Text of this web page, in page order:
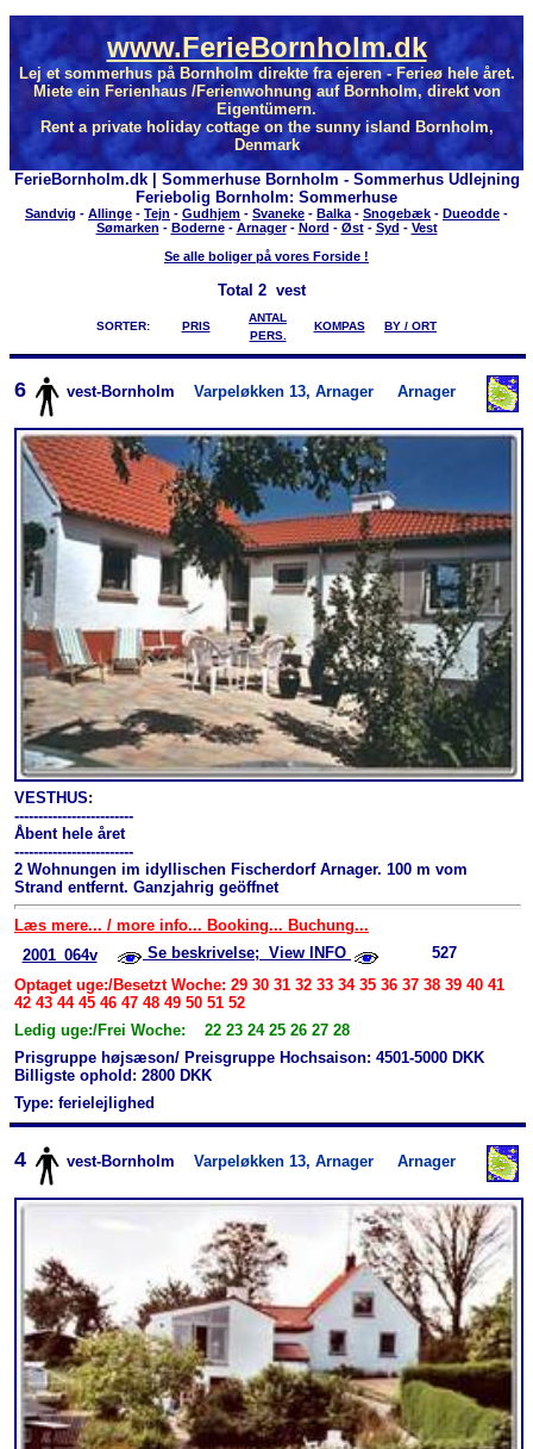
www.FerieBornholm.dk
Lej et sommerhus på Bornholm direkte fra ejeren - Ferieø hele året.
Miete ein Ferienhaus /Ferienwohnung auf Bornholm, direkt von
Eigentümern.
Rent a private holiday cottage on the sunny island Bornholm,
Denmark
FerieBornholm.dk | Sommerhuse Bornholm - Sommerhus Udlejning
Feriebolig Bornholm: Sommerhuse
Sandvig - Allinge - Tejn - Gudhjem - Svaneke - Balka - Snogebæk - Dueodde -
Sømarken - Boderne- Arnager- Nord - Øst- Syd - Vest
Se alle boliger på vores Forside !
Total 2 vest
SORTER: PRIS
ANTAL
PERS.
KOMPAS BY / ORT
6 vest-Bornholm Varpeløkken 13, Arnager Arnager
VESTHUS:
-------------------------
Åbent hele året
-------------------------
2 Wohnungen im idyllischen Fischerdorf Arnager. 100 m vom
Strand entfernt. Ganzjahrig geöffnet
Læs mere... / more info... Booking... Buchung...
2001_064v
Se beskrivelse; View INFO
527
Optaget uge:/Besetzt Woche: 29 30 31 32 33 34 35 36 37 38 39 40 41
42 43 44 45 46 47 48 49 50 51 52
Ledig uge:/Frei Woche: 22 23 24 25 26 27 28
Prisgruppe højsæson/ Preisgruppe Hochsaison: 4501-5000 DKK
Billigste ophold: 2800 DKK
Type: ferielejlighed
4 vest-Bornholm Varpeløkken 13, Arnager Arnager